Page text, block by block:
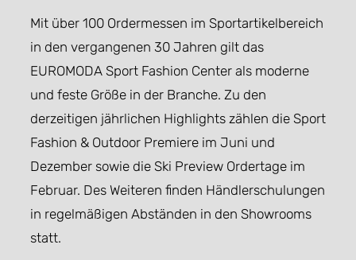
Mit über 100 Ordermessen im Sportartikelbereich
in den vergangenen 30 Jahren gilt das
EUROMODA Sport Fashion Center als moderne
und feste Größe in der Branche. Zu den
derzeitigen jährlichen Highlights zählen die Sport
Fashion & Outdoor Premiere im Juni und
Dezember sowie die Ski Preview Ordertage im
Februar. Des Weiteren finden Händlerschulungen
in regelmäßigen Abständen in den Showrooms
statt.